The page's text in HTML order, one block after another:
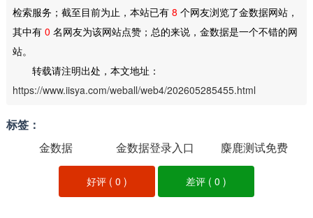
检索服务；截至目前为止，本站已有 8 个网友浏览了金数据网站，
其中有 0 名网友为该网站点赞；总的来说，金数据是一个不错的网
站。
转载请注明出处，本文地址：
https://www.iisya.com/weball/web4/202605285455.html
标签：
金数据
金数据登录入口 麋鹿测试免费
好评 (0 ) 差评 ( 0 )